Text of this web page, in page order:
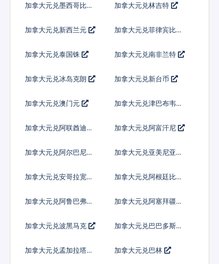
加拿大元兑墨西哥比索 加拿大元兑林吉特
加拿大元兑新西兰元 加拿大元兑菲律宾比索
加拿大元兑泰国铢 加拿大元兑南非兰特
加拿大元兑冰岛克朗 加拿大元兑新台币
加拿大元兑澳门元 加拿大元兑津巴布韦币
加拿大元兑阿联酋迪拉
加拿大元兑阿富汗尼
加拿大元兑阿尔巴尼亚
加拿大元兑亚美尼亚德
加拿大元兑安哥拉宽扎 加拿大元兑阿根廷比索
加拿大元兑阿鲁巴弗罗
加拿大元兑阿塞拜疆马
加拿大元兑波黑马克 加拿大元兑巴巴多斯元
加拿大元兑孟加拉塔卡 加拿大元兑巴林